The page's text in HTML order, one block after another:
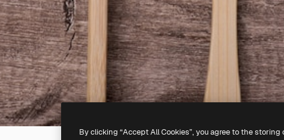
By clicking “Accept All Cookies”, you agree to the